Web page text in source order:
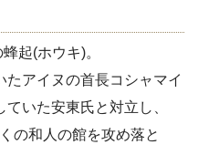
起(ホウキ)。
アイヌの首長コシャマイ
いた安東氏と対立し、
の和人の館を攻め落と